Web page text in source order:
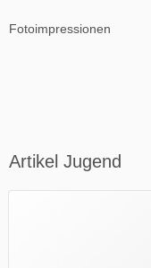
Fotoimpressionen
Artikel Jugend